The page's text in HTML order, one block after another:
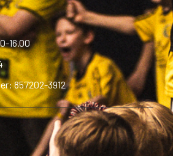
16.00
857202-3912